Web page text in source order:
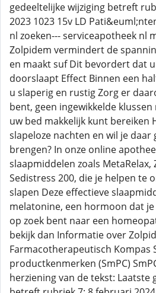
gedeeltelijke wijziging betreft
2023 1023 15v LD
nl zoeken--- serviceapotheek nl
Zolpidem vermindert de
en maakt suf Dit bevordert dat
doorslaapt Effect Binnen een
u slaperig en rustig Zorg er
bent, geen ingewikkelde
uw bed makkelijk kunt bereiken
slapeloze nachten en wil je
brengen? In onze online
slaapmiddelen zoals MetaRelax,
Sedistress 200, die je helpen te
slapen Deze effectieve
melatonine, een hormoon dat
op zoek bent naar een
bekijk dan Informatie over
Farmacotherapeutisch Kompas
productkenmerken (SmPC)
herziening van de tekst: Laatste